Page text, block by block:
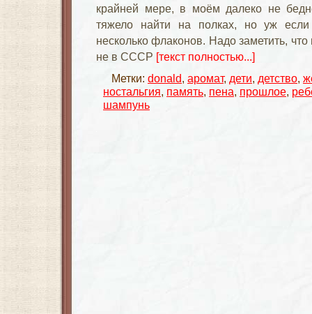
крайней мере, в моём далеко не
тяжело найти на полках, но уж
несколько флаконов. Надо заметить,
не в СССР [текст полностью...]
Метки: donald, аромат, дети, детство,
ностальгия, память, пена, прошлое,
шампунь